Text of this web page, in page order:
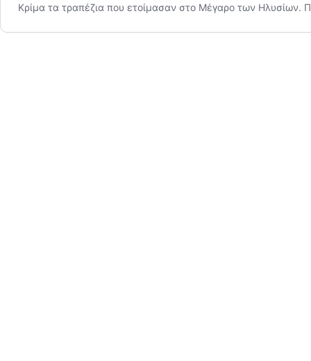
Κρίμα τα τραπέζια που ετοίμασαν στο Μέγαρο των